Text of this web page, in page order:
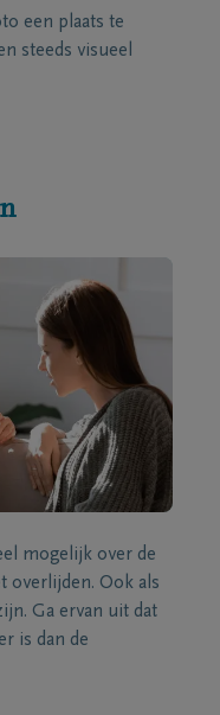
een plaats te
steeds visueel
mogelijk over de
overlijden. Ook als
Ga ervan uit dat
is dan de